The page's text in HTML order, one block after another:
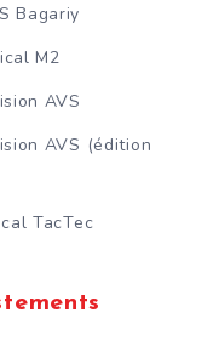
Bagariy
M2
AVS
AVS (édition
TacTec